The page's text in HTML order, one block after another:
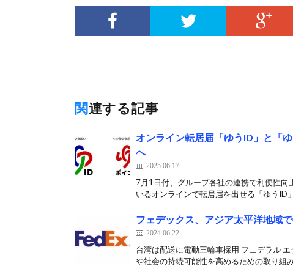
関連する記事
オンライン転居届「ゆうID」と「
へ
2025.06.17
7月1日付、グループ各社の連携で利便性
いるオンラインで転居届を出せる「ゆうID
フェデックス、アジア太平洋地域
2024.06.22
台湾は配送に電動三輪車採用 フェデラル
や社会の持続可能性を高めるための取り組